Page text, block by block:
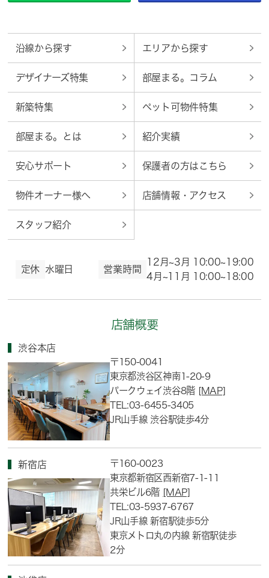
沿線から探す エリアから探す
デザイナーズ特集 部屋まる。コラム
新築特集 ペット可物件特集
部屋まる。とは 紹介実績
安心サポート 保護者の方はこちら
物件オーナー様へ 店舗情報・アクセス
スタッフ紹介
定休 水曜日 営業時間
12月~3月 10:00~19:00
4月~11月 10:00~18:00
店舗概要
渋谷本店
〒150-0041
東京都渋谷区神南1-20-9
パークウェイ渋谷8階 [MAP]
TEL:03-6455-3405
JR山手線 渋谷駅徒歩4分
新宿店
〒160-0023
東京都新宿区西新宿7-1-11
共栄ビル6階 [MAP]
TEL:03-5937-6767
JR山手線 新宿駅徒歩5分
東京メトロ丸の内線 新宿駅徒歩
2分